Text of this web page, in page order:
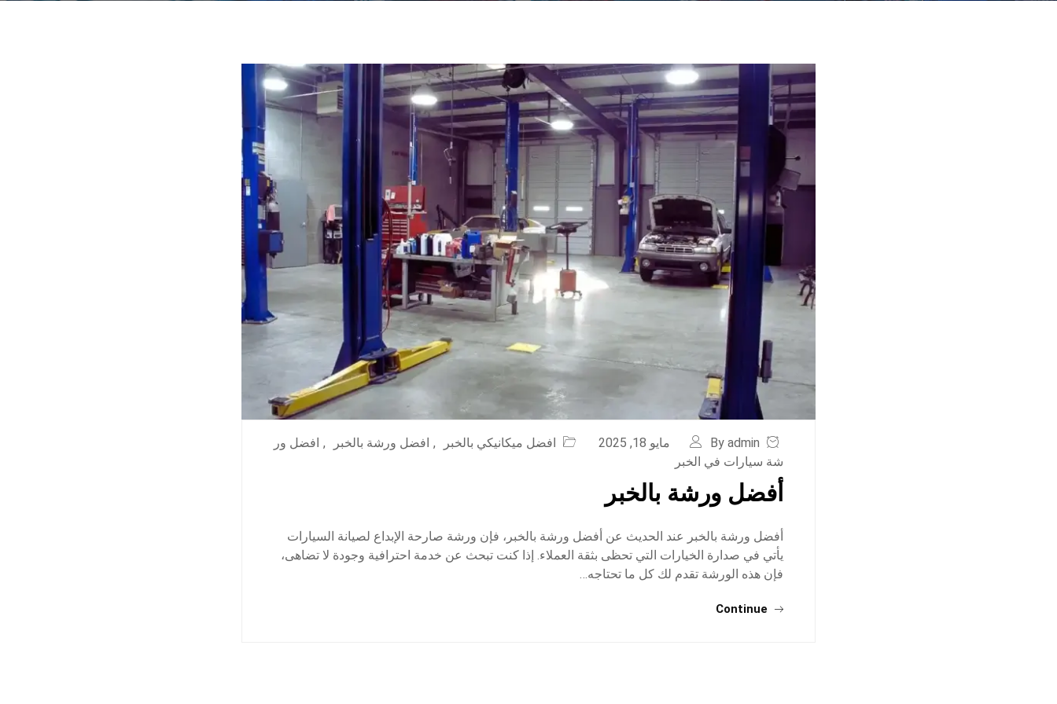
By admin مايو 18, 2025 افضل ميكانيكي بالخبر , افضل ورشة بالخبر , افضل ور
شة سيارات في الخبر
أفضل ورشة بالخبر
أفضل ورشة بالخبر عند الحديث عن أفضل ورشة بالخبر، فإن ورشة صارحة الإبداع لصيانة السيارات
يأتي في صدارة الخيارات التي تحظى بثقة العملاء. إذا كنت تبحث عن خدمة احترافية وجودة لا تضاهى،
فإن هذه الورشة تقدم لك كل ما تحتاجه…
Continue